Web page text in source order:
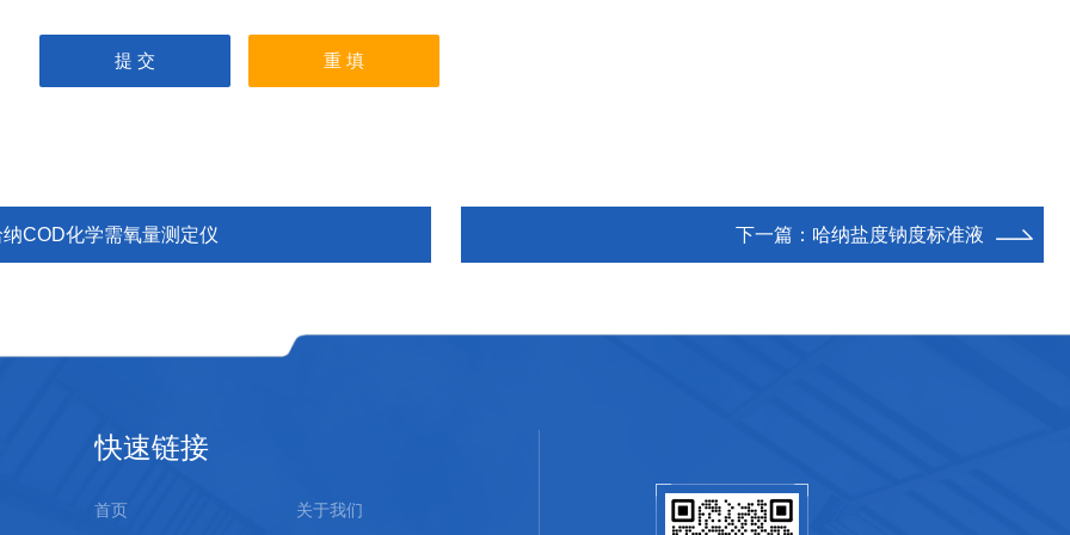
纳COD化学需氧量测定仪 下一篇： 哈纳盐度钠度标准液
快速链接
首页 关于我们